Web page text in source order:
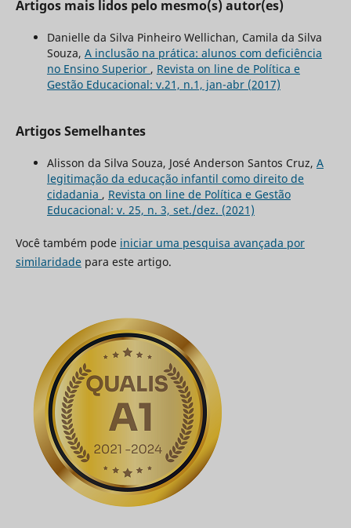
Artigos mais lidos pelo mesmo(s) autor(es)
Danielle da Silva Pinheiro Wellichan, Camila da Silva
Souza, A inclusão na prática: alunos com deficiência
no Ensino Superior , Revista on line de Política e
Gestão Educacional: v.21, n.1, jan-abr (2017)
Artigos Semelhantes
Alisson da Silva Souza, José Anderson Santos Cruz, A
legitimação da educação infantil como direito de
cidadania , Revista on line de Política e Gestão
Educacional: v. 25, n. 3, set./dez. (2021)
Você também pode iniciar uma pesquisa avançada por
similaridadepara este artigo.